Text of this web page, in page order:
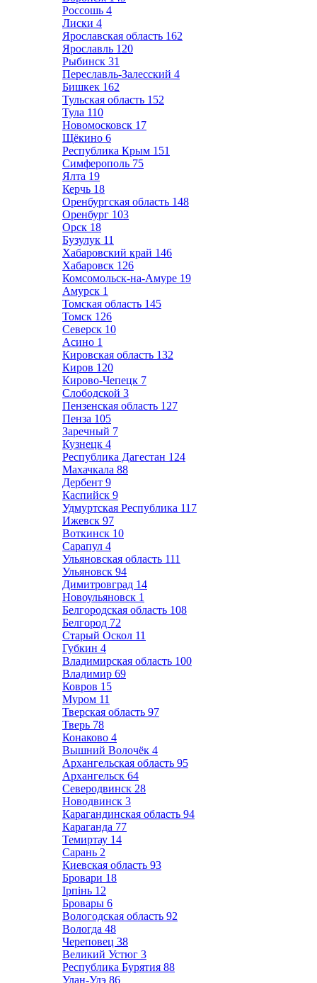
Россошь 4
Лиски 4
Ярославская область 162
Ярославль 120
Рыбинск 31
Переславль-Залесский 4
Бишкек 162
Тульская область 152
Тула 110
Новомосковск 17
Щёкино 6
Республика Крым 151
Симферополь 75
Ялта 19
Керчь 18
Оренбургская область 148
Оренбург 103
Орск 18
Бузулук 11
Хабаровский край 146
Хабаровск 126
Комсомольск-на-Амуре 19
Амурск 1
Томская область 145
Томск 126
Северск 10
Асино 1
Кировская область 132
Киров 120
Кирово-Чепецк 7
Слободской 3
Пензенская область 127
Пенза 105
Заречный 7
Кузнецк 4
Республика Дагестан 124
Махачкала 88
Дербент 9
Каспийск 9
Удмуртская Республика 117
Ижевск 97
Воткинск 10
Сарапул 4
Ульяновская область 111
Ульяновск 94
Димитровград 14
Новоульяновск 1
Белгородская область 108
Белгород 72
Старый Оскол 11
Губкин 4
Владимирская область 100
Владимир 69
Ковров 15
Муром 11
Тверская область 97
Тверь 78
Конаково 4
Вышний Волочёк 4
Архангельская область 95
Архангельск 64
Северодвинск 28
Новодвинск 3
Карагандинская область 94
Караганда 77
Темиртау 14
Сарань 2
Киевская область 93
Бровари 18
Ірпінь 12
Бровары 6
Вологодская область 92
Вологда 48
Череповец 38
Великий Устюг 3
Республика Бурятия 88
Улан-Удэ 86